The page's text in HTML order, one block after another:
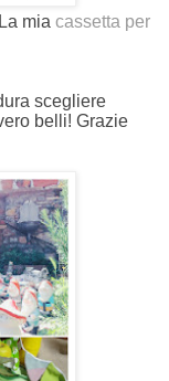
mia cassetta per
scegliere
belli! Grazie